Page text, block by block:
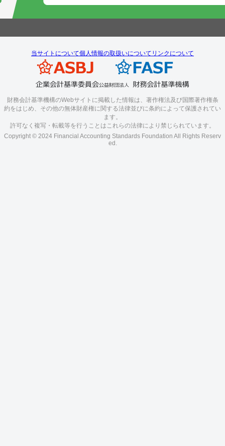
当サイトについて個人情報の取扱いについて リンクについて
財務会計基準機構のWebサイトに掲載した情報は、著作権法及び国際著作権条
約をはじめ、その他の無体財産権に関する法律並びに条約によって保護されてい
ます。
許可なく複写・転載等を行うことはこれらの法律により禁じられています。
Copyright © 2024 Financial Accounting Standards Foundation All Rights Reserv
ed.